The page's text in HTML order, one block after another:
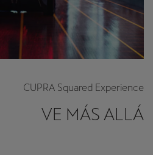
CUPRA Squared Experience
VE MÁS ALLÁ